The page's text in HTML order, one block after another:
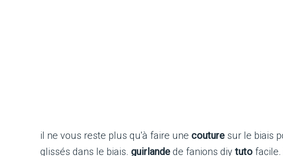
il ne vous reste plus qu'à faire une couture sur le biais
glissés dans le biais. guirlande de fanions diy tuto